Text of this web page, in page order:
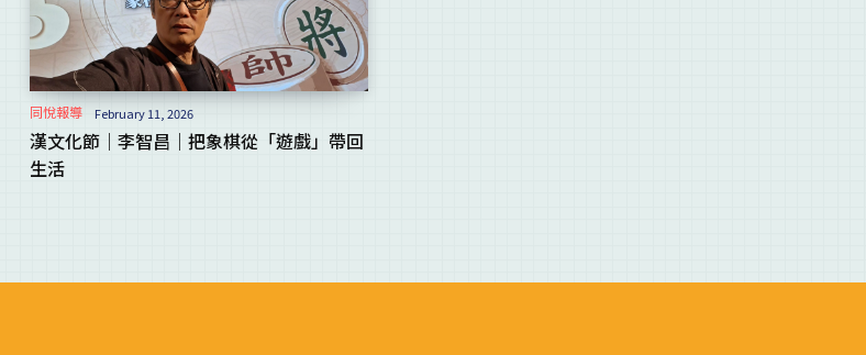
同悅報導 February 11, 2026
漢文化節｜李智昌｜把象棋從「遊戲」帶回
生活